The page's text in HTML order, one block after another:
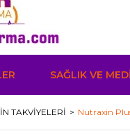
SAĞLIK VE
TAKVİYELERİ Nutraxin